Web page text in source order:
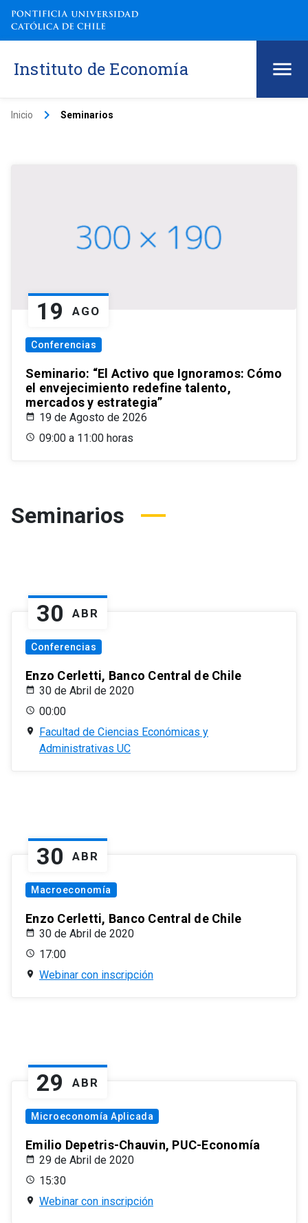
Instituto de Economía
Inicio keyboard_arrow_right Seminarios
19 AGO
Conferencias
Seminario: “El Activo que Ignoramos: Cómo
el envejecimiento redefine talento,
mercados y estrategia”
19 de Agosto de 2026
09:00 a 11:00 horas
Seminarios
30 ABR
Conferencias
Enzo Cerletti, Banco Central de Chile
30 de Abril de 2020
00:00
Facultad de Ciencias Económicas y
Administrativas UC
30 ABR
Macroeconomía
Enzo Cerletti, Banco Central de Chile
30 de Abril de 2020
17:00
Webinar con inscripción
29 ABR
Microeconomía Aplicada
Emilio Depetris-Chauvin, PUC-Economía
29 de Abril de 2020
15:30
Webinar con inscripción